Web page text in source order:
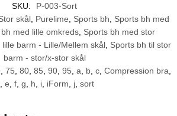
SKU:
P-003-Sort
skål, Purelime Sports bh
Sports bh med
med lille omkreds Sports bh med stor
lille barm - Lille/Mellem skål, Sports bh til stor
barm - stor/x-stor skål
, 75 80, 85 90, 95 a b, c, Compression bra
e f, g h i, iForm j, sort